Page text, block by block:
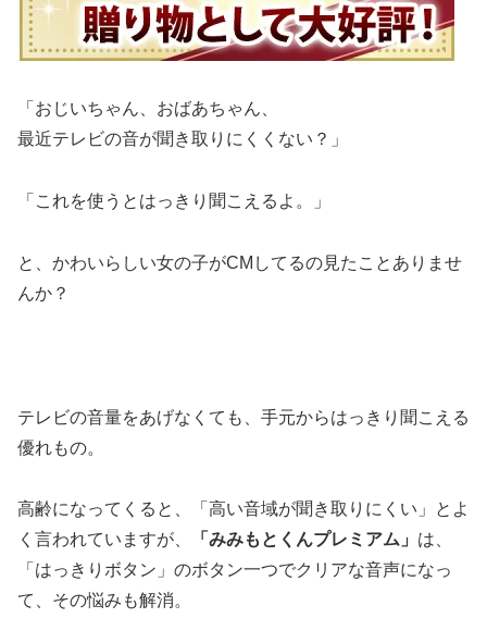
「おじいちゃん、おばあちゃん、
最近テレビの音が聞き取りにくくない？」
「これを使うとはっきり聞こえるよ。」
と、かわいらしい女の子がCMしてるの見たことありませ
んか？
テレビの音量をあげなくても、手元からはっきり聞こえる
優れもの。
高齢になってくると、「高い音域が聞き取りにくい」とよ
く言われていますが、
「みみもとくんプレミアム」 は、
「はっきりボタン」のボタン一つでクリアな音声になっ
て、その悩みも解消。